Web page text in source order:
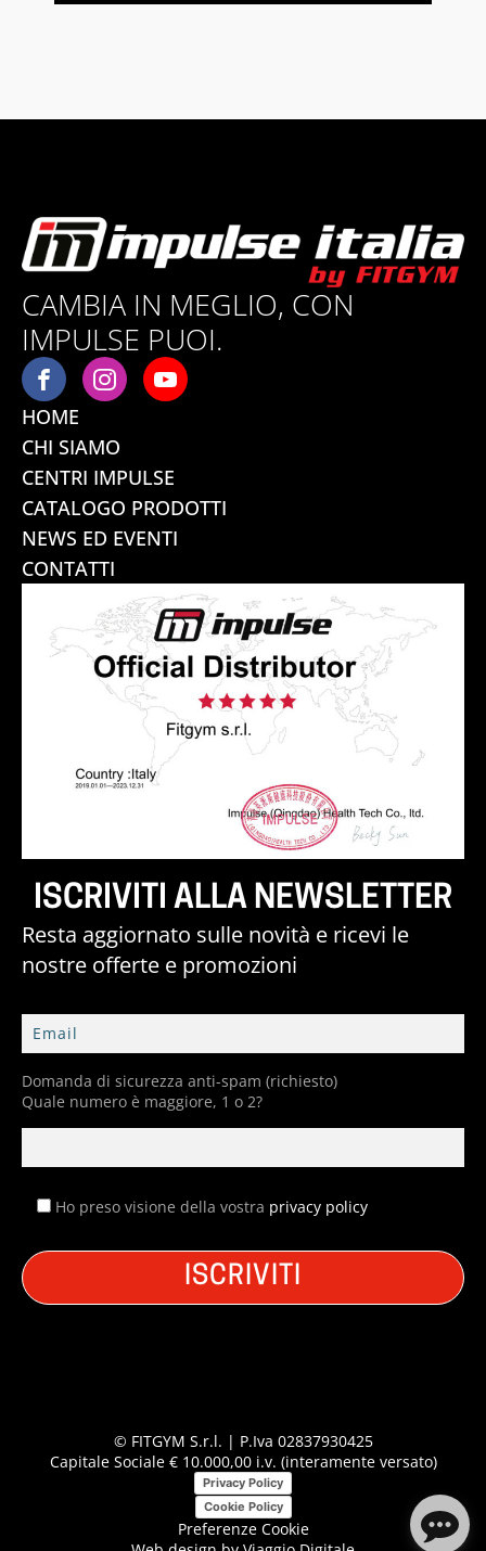
CAMBIA IN MEGLIO, CON
IMPULSE PUOI.
HOME
CHI SIAMO
CENTRI IMPULSE
CATALOGO PRODOTTI
NEWS ED EVENTI
CONTATTI
ISCRIVITI ALLA NEWSLETTER
Resta aggiornato sulle novità e ricevi le
nostre offerte e promozioni
Domanda di sicurezza anti-spam (richiesto)
Quale numero è maggiore, 1 o 2?
Ho preso visione della vostra privacy policy
© FITGYM S.r.l. | P.Iva 02837930425
Capitale Sociale € 10.000,00 i.v. (interamente versato)
Privacy Policy
Cookie Policy
Preferenze Cookie